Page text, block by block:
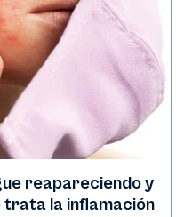
reapareciendo y
trata la inflamación